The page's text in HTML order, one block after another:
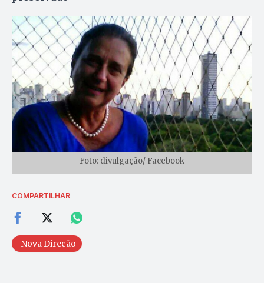
Foto: divulgação/ Facebook
COMPARTILHAR
Nova Direção